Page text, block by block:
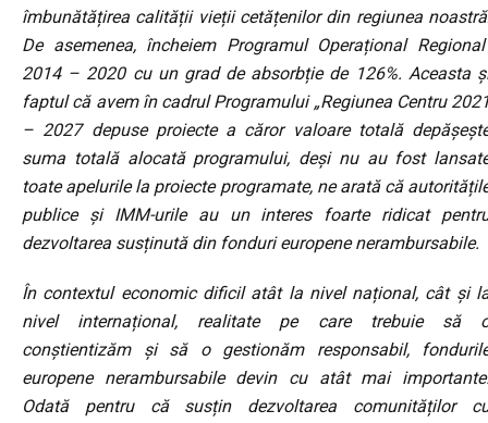
îmbunătățirea calității vieții cetățenilor din regiunea noastră
De asemenea, încheiem Programul Operațional Regional
2014 – 2020 cu un grad de absorbție de 126%. Aceasta
faptul că avem în cadrul Programului „Regiunea Centru
– 2027 depuse proiecte a căror valoare totală
suma totală alocată programului, deși nu au fost
toate apelurile la proiecte programate, ne arată că
publice și IMM-urile au un interes foarte ridicat
dezvoltarea susținută din fonduri europene nerambursabile.
În contextul economic dificil atât la nivel național, cât și
nivel internațional, realitate pe care trebuie să
conștientizăm și să o gestionăm responsabil,
europene nerambursabile devin cu atât mai
Odată pentru că susțin dezvoltarea comunităților